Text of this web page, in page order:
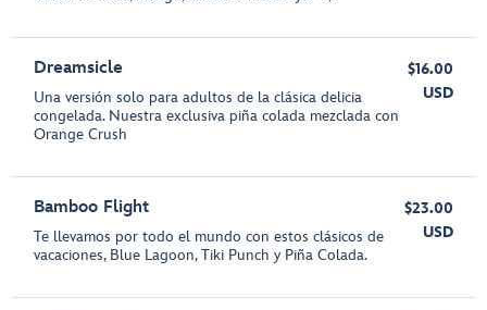
Dreamsicle
Una versión solo para adultos de la clásica delicia
congelada. Nuestra exclusiva piña colada mezclada con
Orange Crush
$16.00
USD
Bamboo Flight
Te llevamos por todo el mundo con estos clásicos de
vacaciones, Blue Lagoon, Tiki Punch y Piña Colada.
$23.00
USD